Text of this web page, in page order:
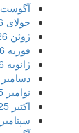
آگوست 2026
جولای 2026
ژوئن 2026
فوریه 2026
ژانویه 2026
دسامبر 2025
نوامبر 2025
اکتبر 2025
سپتامبر 2025